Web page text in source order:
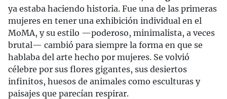
ya estaba haciendo historia. Fue una de las primeras
mujeres en tener una exhibición individual en el
MoMA, y su estilo —poderoso, minimalista, a veces
brutal— cambió para siempre la forma en que se
hablaba del arte hecho por mujeres. Se volvió
célebre por sus flores gigantes, sus desiertos
infinitos, huesos de animales como esculturas y
paisajes que parecían respirar.